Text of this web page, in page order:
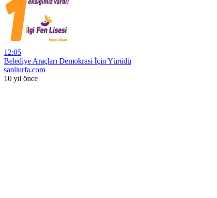
12:05
Belediye Araçları Demokrasi İçin Yürüdü
sanliurfa.com
10 yıl önce